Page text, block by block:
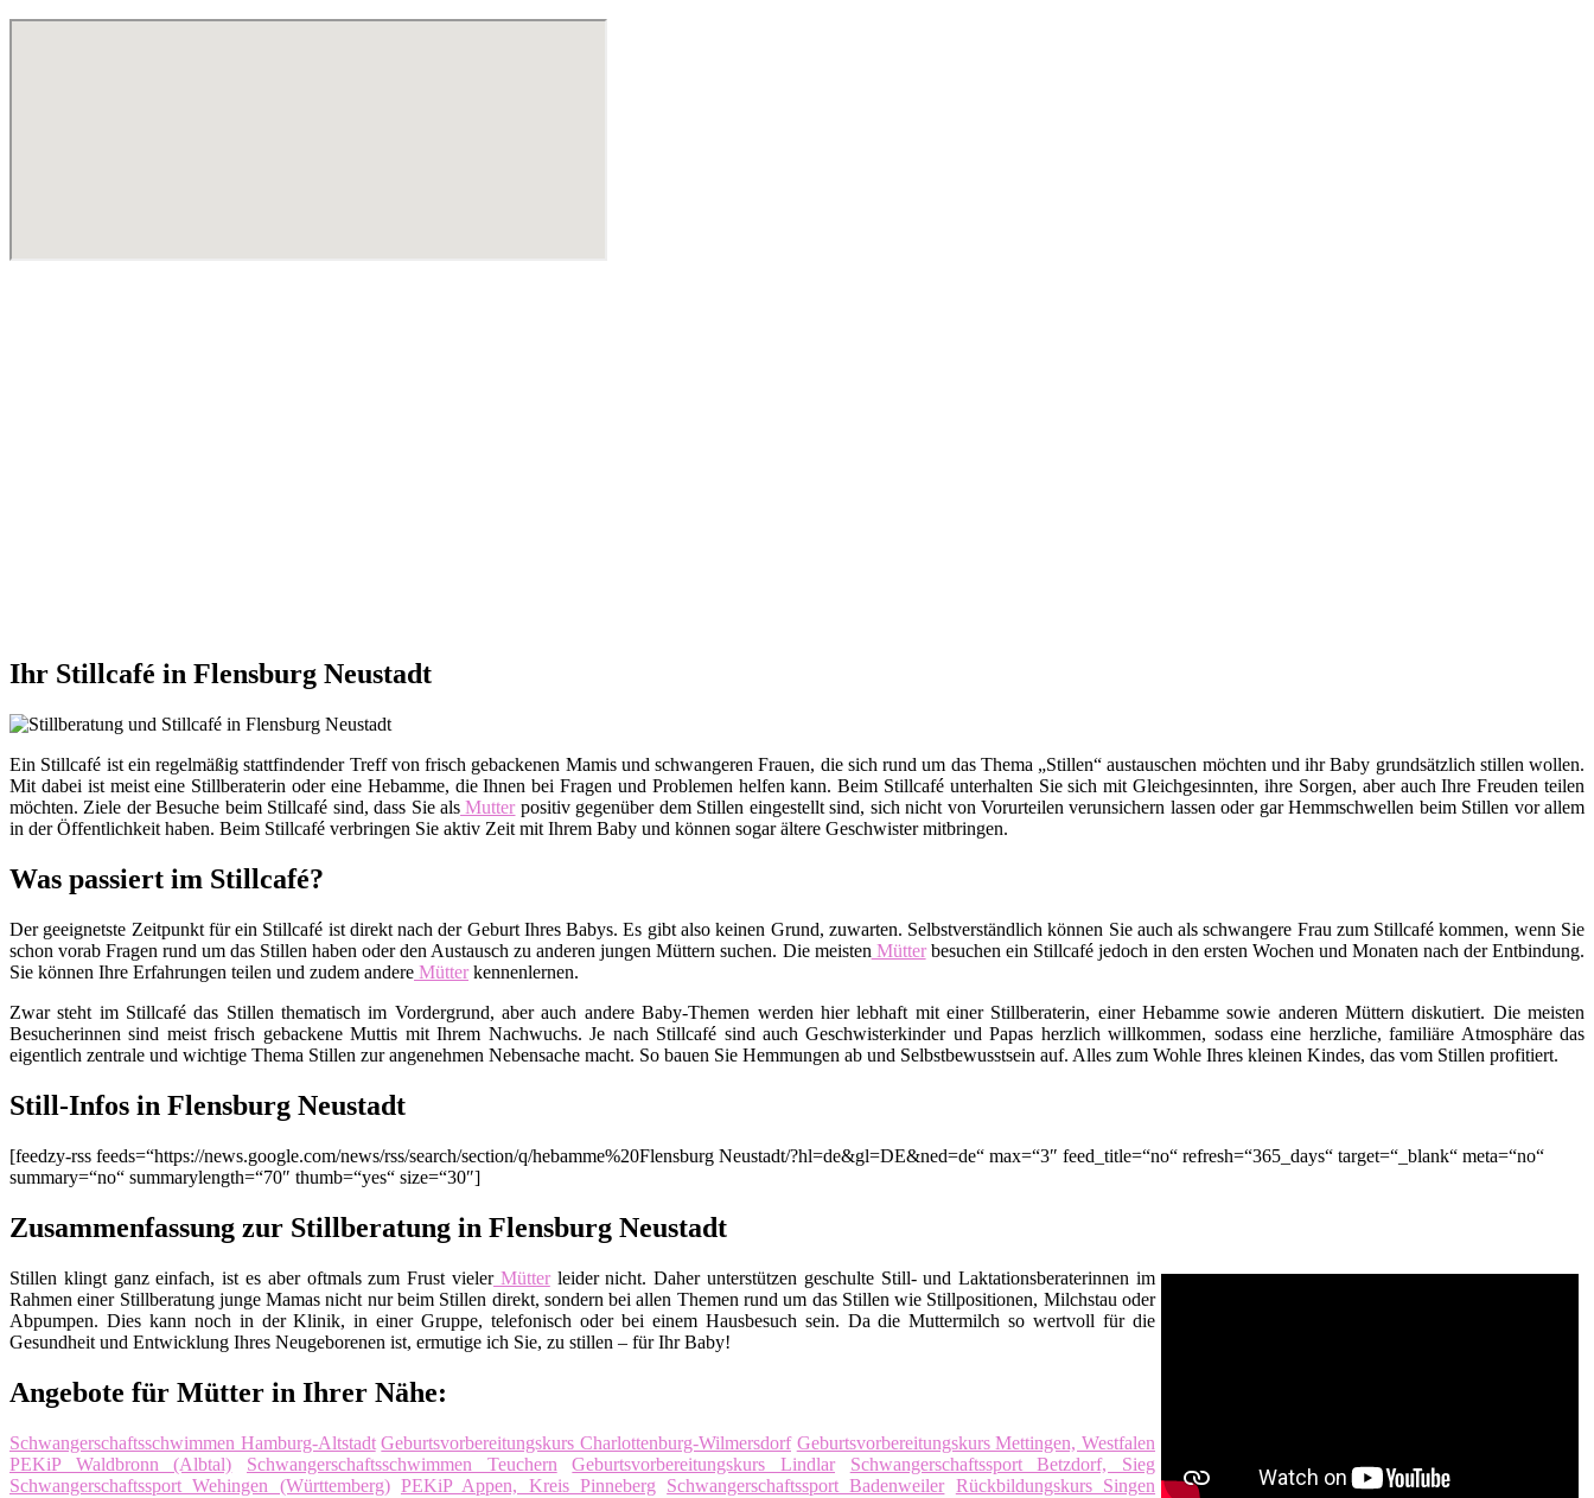
Ihr Stillcafé in Flensburg Neustadt
Ein Stillcafé ist ein regelmäßig stattfindender Treff von frisch gebackenen Mamis und schwangeren Frauen, die sich rund um das Thema „Stillen“ austauschen möchten und ihr Baby grundsätzlich stillen wollen.
Mit dabei ist meist eine Stillberaterin oder eine Hebamme, die Ihnen bei Fragen und Problemen helfen kann. Beim Stillcafé unterhalten Sie sich mit Gleichgesinnten, ihre Sorgen, aber auch Ihre Freuden teilen
möchten. Ziele der Besuche beim Stillcafé sind, dass Sie als Mutterpositiv gegenüber dem Stillen eingestellt sind, sich nicht von Vorurteilen verunsichern lassen oder gar Hemmschwellen beim Stillen vor allem
in der Öffentlichkeit haben. Beim Stillcafé verbringen Sie aktiv Zeit mit Ihrem Baby und können sogar ältere Geschwister mitbringen.
Was passiert im Stillcafé?
Der geeignetste Zeitpunkt für ein Stillcafé ist direkt nach der Geburt Ihres Babys. Es gibt also keinen Grund, zuwarten. Selbstverständlich können Sie auch als schwangere Frau zum Stillcafé kommen, wenn Sie
schon vorab Fragen rund um das Stillen haben oder den Austausch zu anderen jungen Müttern suchen. Die meisten Mütterbesuchen ein Stillcafé jedoch in den ersten Wochen und Monaten nach der Entbindung.
Sie können Ihre Erfahrungen teilen und zudem andere Mütterkennenlernen.
Zwar steht im Stillcafé das Stillen thematisch im Vordergrund, aber auch andere Baby-Themen werden hier lebhaft mit einer Stillberaterin, einer Hebamme sowie anderen Müttern diskutiert. Die meisten
Besucherinnen sind meist frisch gebackene Muttis mit Ihrem Nachwuchs. Je nach Stillcafé sind auch Geschwisterkinder und Papas herzlich willkommen, sodass eine herzliche, familiäre Atmosphäre das
eigentlich zentrale und wichtige Thema Stillen zur angenehmen Nebensache macht. So bauen Sie Hemmungen ab und Selbstbewusstsein auf. Alles zum Wohle Ihres kleinen Kindes, das vom Stillen profitiert.
Still-Infos in Flensburg Neustadt
[feedzy-rss feeds=“https://news.google.com/news/rss/search/section/q/hebamme%20Flensburg Neustadt/?hl=de&gl=DE&ned=de“ max=“3″ feed_title=“no“ refresh=“365_days“ target=“_blank“ meta=“no“
summary=“no“ summarylength=“70″ thumb=“yes“ size=“30″]
Zusammenfassung zur Stillberatung in Flensburg Neustadt
Stillen klingt ganz einfach, ist es aber oftmals zum Frust vielerMütterleider nicht. Daher unterstützen geschulte Still- und Laktationsberaterinnen im
Rahmen einer Stillberatung junge Mamas nicht nur beim Stillen direkt, sondern bei allen Themen rund um das Stillen wie Stillpositionen, Milchstau oder
Abpumpen. Dies kann noch in der Klinik, in einer Gruppe, telefonisch oder bei einem Hausbesuch sein. Da die Muttermilch so wertvoll für die
Gesundheit und Entwicklung Ihres Neugeborenen ist, ermutige ich Sie, zu stillen – für Ihr Baby!
Angebote für Mütter in Ihrer Nähe:
Schwangerschaftsschwimmen Hamburg-Altstadt Geburtsvorbereitungskurs Charlottenburg-Wilmersdorf Geburtsvorbereitungskurs Mettingen, Westfalen
PEKiP Waldbronn (Albtal)
Schwangerschaftsschwimmen Teuchern Geburtsvorbereitungskurs Lindlar
Schwangerschaftssport Betzdorf, Sieg
Schwangerschaftssport Wehingen (Württemberg) PEKiP Appen, Kreis Pinneberg Schwangerschaftssport Badenweiler Rückbildungskurs Singen